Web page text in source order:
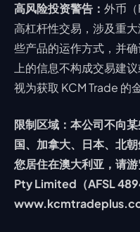
高风险投资警告： 外币
高杠杆性交易，涉及重
些产品的运作方式，并
上的信息不构成交易建
视为获取 KCM Trade 的
限制区域：本公司不向
国、加拿大、日本、北
您居住在澳大利亚，请
Pty Limited（AFSL